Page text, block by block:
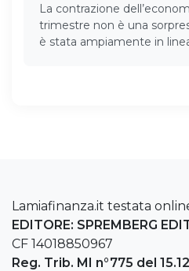
La contrazione
trimestre non è una
è stata ampiamente in
Lamiafinanza.it testata
EDITORE: SPREMBERG
CF 14018850967
Reg. Trib. MI n°775 del